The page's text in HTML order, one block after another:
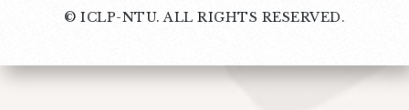
© ICLP-NTU. ALL RIGHTS RESERVED.